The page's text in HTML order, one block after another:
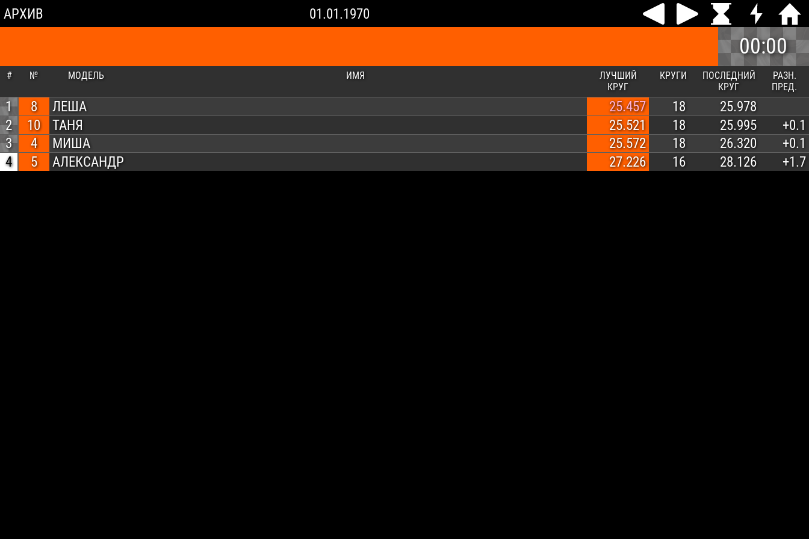
АРХИВ 01.01.1970
00:00
# № МОДЕЛЬ ИМЯ
ЛУЧШИЙ
КРУГ
КРУГИ
ПОСЛЕДНИЙ
КРУГ
РАЗН.
ПРЕД.
1 8 ЛЕША 25.457 18
25.978
2
10 ТАНЯ 25.521 18 25.995
+0.1
3
4 МИША 25.572 18 26.320
+0.1
4
5 АЛЕКСАНДР 27.226 16 28.126 +1.7